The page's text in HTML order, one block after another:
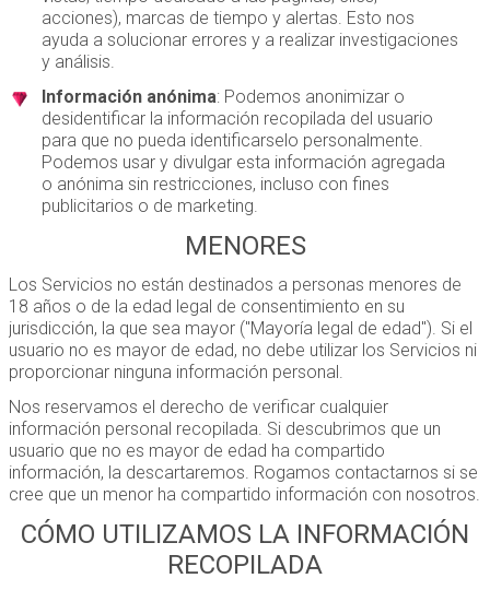
acciones), marcas de tiempo y alertas. Esto nos
ayuda a solucionar errores y a realizar investigaciones
y análisis.
Información anónima: Podemos anonimizar o
desidentificar la información recopilada del usuario
para que no pueda identificarselo personalmente.
Podemos usar y divulgar esta información agregada
o anónima sin restricciones, incluso con fines
publicitarios o de marketing.
MENORES
Los Servicios no están destinados a personas menores de
18 años o de la edad legal de consentimiento en su
jurisdicción, la que sea mayor ("Mayoría legal de edad"). Si el
usuario no es mayor de edad, no debe utilizar los Servicios ni
proporcionar ninguna información personal.
Nos reservamos el derecho de verificar cualquier
información personal recopilada. Si descubrimos que un
usuario que no es mayor de edad ha compartido
información, la descartaremos. Rogamos contactarnos si se
cree que un menor ha compartido información con nosotros.
CÓMO UTILIZAMOS LA INFORMACIÓN
RECOPILADA